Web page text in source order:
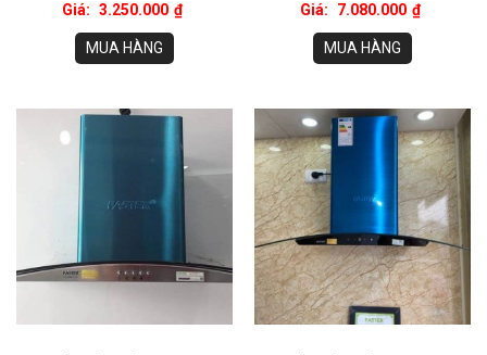
Giá: 3.250.000 ₫
MUA HÀNG
Giá: 7.080.000 ₫
MUA HÀNG